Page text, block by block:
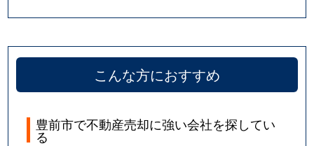
こんな方におすすめ
豊前市で不動産売却に強い会社を探してい
る